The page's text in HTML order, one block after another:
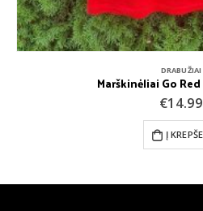
DRABUŽIAI
Marškinėliai Go
€14.99
Į